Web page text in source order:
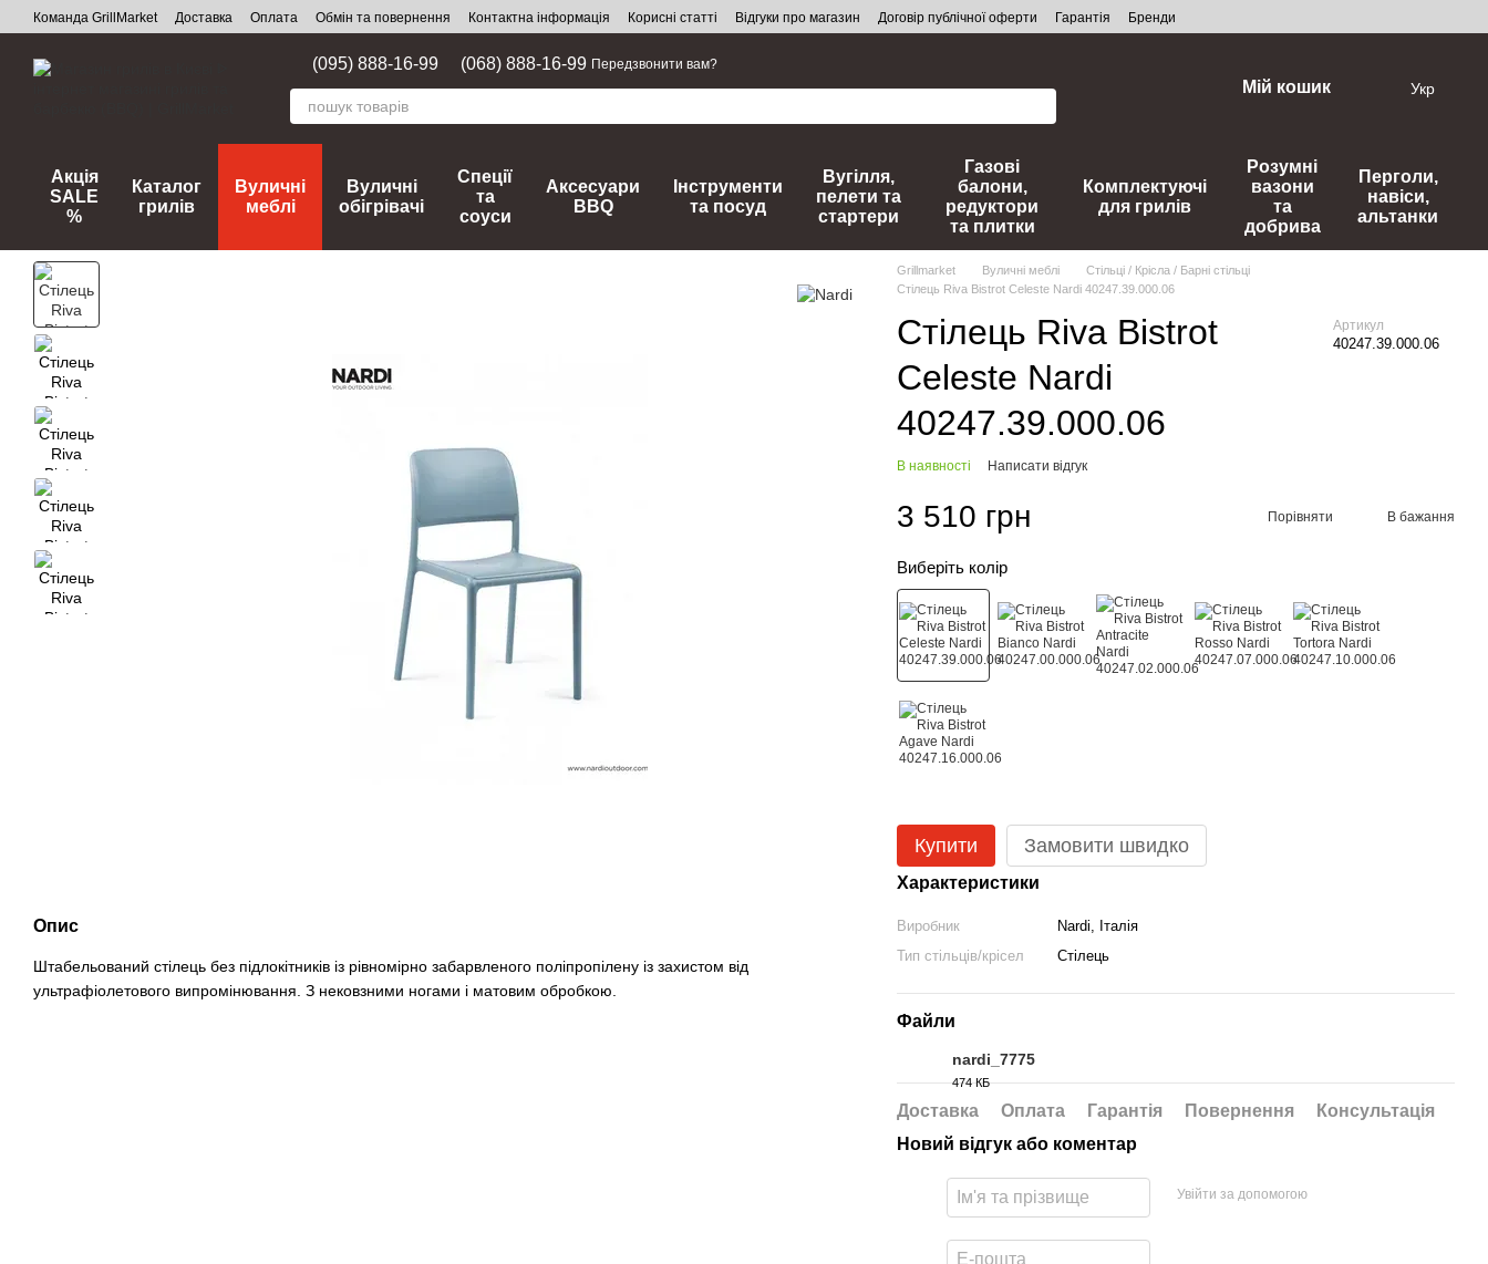
Перейти до основного контенту
Команда GrillMarket Доставка Оплата Обмін та повернення Контактна інформація Корисні статті Відгуки про магазин Договір публічної оферти Гарантія Бренди
(095) 888-16-99 (068) 888-16-99 Передзвонити вам?
Мій кошик Укр
Акція
SALE
%
Каталог
грилів
Вуличні
меблі
Вуличні
обігрівачі
Спеції
та
соуси
Аксесуари
BBQ
Інструменти
та посуд
Вугілля,
пелети та
стартери
Газові
балони,
редуктори
та плитки
Комплектуючі
для грилів
Розумні
вазони
та
добрива
Перголи,
навіси,
альтанки
Опис
Штабельований стілець без підлокітників із рівномірно забарвленого поліпропілену із захистом від
ультрафіолетового випромінювання. З нековзними ногами і матовим обробкою.
Grillmarket Вуличні меблі
Стільці / Крісла / Барні стільці
Стілець Riva Bistrot Celeste Nardi 40247.39.000.06
Стілець Riva Bistrot
Celeste Nardi
40247.39.000.06
Артикул
40247.39.000.06
В наявності Написати відгук
3 510 грн Порівняти В бажання
Виберіть колір
Купити Замовити швидко
Характеристики
Виробник
Nardi, Італія
Тип стільців/крісел
Стілець
Файли
nardi_7775
474 КБ
Доставка Оплата Гарантія Повернення
Консультація
Новий відгук або коментар
Увійти за допомогою